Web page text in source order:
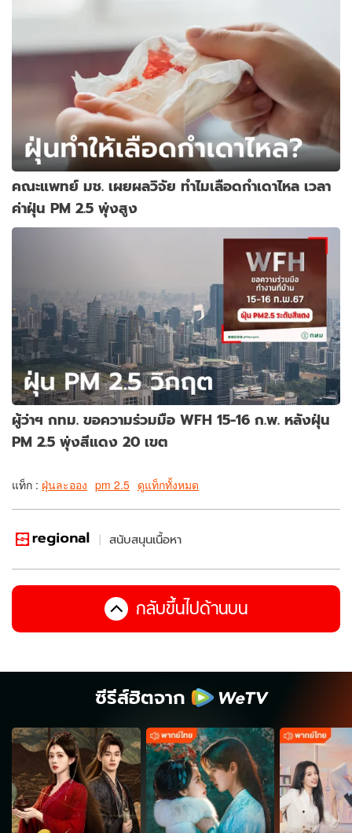
คณะแพทย์ มช. เผยผลวิจัย ทำไมเลือดกำเดาไหล เวลา
ค่าฝุ่น PM 2.5 พุ่งสูง
ผู้ว่าฯ กทม. ขอความร่วมมือ WFH 15-16 ก.พ. หลังฝุ่น
PM 2.5 พุ่งสีแดง 20 เขต
แท็ก : ฝุ่นละออง pm 2.5 ดูแท็กทั้งหมด
สนับสนุนเนื้อหา
กลับขึ้นไปด้านบน
ซีรีส์ฮิตจาก